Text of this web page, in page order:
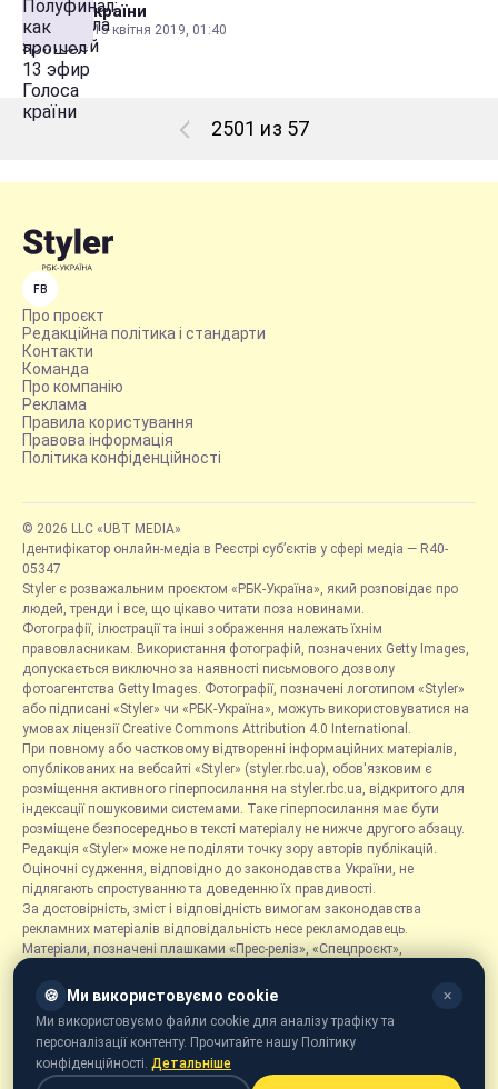
країни
15 квітня 2019, 01:40
2501 из 57
FB
Про проєкт
Редакційна політика і стандарти
Контакти
Команда
Про компанію
Реклама
Правила користування
Правова інформація
Політика конфіденційності
© 2026 LLC «UBT MEDIA»
Ідентифікатор онлайн-медіа в Реєстрі суб’єктів у сфері медіа — R40-
05347
Styler є розважальним проєктом «РБК-Україна», який розповідає про
людей, тренди і все, що цікаво читати поза новинами.
Фотографії, ілюстрації та інші зображення належать їхнім
правовласникам. Використання фотографій, позначених Getty Images,
допускається виключно за наявності письмового дозволу
фотоагентства Getty Images. Фотографії, позначені логотипом «Styler»
або підписані «Styler» чи «РБК-Україна», можуть використовуватися на
умовах ліцензії Creative Commons Attribution 4.0 International.
При повному або частковому відтворенні інформаційних матеріалів,
опублікованих на вебсайті «Styler» (styler.rbc.ua), обов'язковим є
розміщення активного гіперпосилання на styler.rbc.ua, відкритого для
індексації пошуковими системами. Таке гіперпосилання має бути
розміщене безпосередньо в тексті матеріалу не нижче другого абзацу.
Редакція «Styler» може не поділяти точку зору авторів публікацій.
Оціночні судження, відповідно до законодавства України, не
підлягають спростуванню та доведенню їх правдивості.
За достовірність, зміст і відповідність вимогам законодавства
рекламних матеріалів відповідальність несе рекламодавець.
Матеріали, позначені плашками «Прес-реліз», «Спецпроєкт»,
розміщуються на правах реклами.
Рубрика «Новини компаній» є інформаційним форматом, що містить
новини, повідомлення та оголошення, пов'язані з діяльністю
компаній, і ґрунтується на інформації, наданій відповідними
компаніями. Редакція не несе відповідальності за достовірність такої
🍪 Ми використовуємо cookie ✕
Ми використовуємо файли cookie для аналізу трафіку та
персоналізації контенту. Прочитайте нашу Політику
конфіденційності. Детальніше